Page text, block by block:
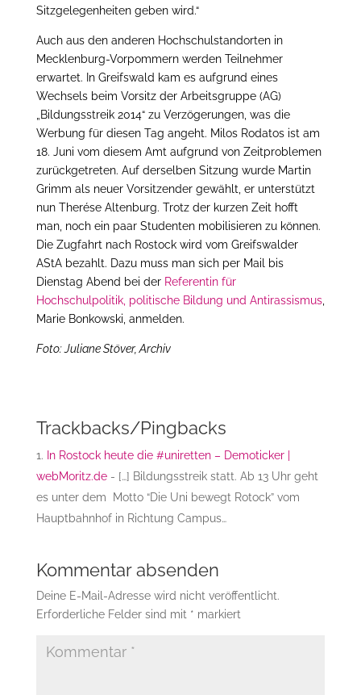
Sitzgelegenheiten geben wird.“
Auch aus den anderen Hochschulstandorten in
Mecklenburg-Vorpommern werden Teilnehmer
erwartet. In Greifswald kam es aufgrund eines
Wechsels beim Vorsitz der Arbeitsgruppe (AG)
„Bildungsstreik 2014“ zu Verzögerungen, was die
Werbung für diesen Tag angeht. Milos Rodatos ist am
18. Juni vom diesem Amt aufgrund von Zeitproblemen
zurückgetreten. Auf derselben Sitzung wurde Martin
Grimm als neuer Vorsitzender gewählt, er unterstützt
nun Therése Altenburg. Trotz der kurzen Zeit hofft
man, noch ein paar Studenten mobilisieren zu können.
Die Zugfahrt nach Rostock wird vom Greifswalder
AStA bezahlt. Dazu muss man sich per Mail bis
Dienstag Abend bei derReferentin für
Hochschulpolitik, politische Bildung und Antirassismus,
Marie Bonkowski, anmelden.
Foto: Juliane Stöver, Archiv
Trackbacks/Pingbacks
In Rostock heute die #uniretten – Demoticker |
webMoritz.de- […] Bildungsstreik statt. Ab 13 Uhr geht
es unter dem Motto “Die Uni bewegt Rotock” vom
Hauptbahnhof in Richtung Campus…
Kommentar absenden
Deine E-Mail-Adresse wird nicht veröffentlicht.
Erforderliche Felder sind mit * markiert